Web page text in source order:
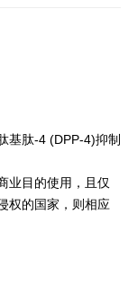
基肽-4 (DPP-4)抑制
业目的使用，且仅
权的国家，则相应